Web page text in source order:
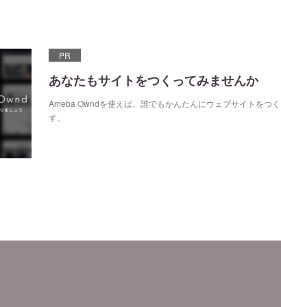
PR
あなたもサイトをつくってみませんか
Ameba Owndを使えば、誰でもかんたんにウェブサイトをつ
す。